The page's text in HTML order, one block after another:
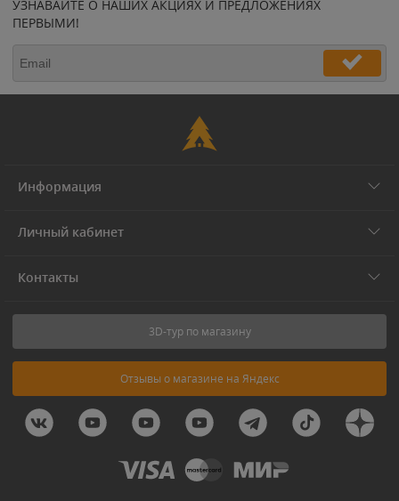
УЗНАВАЙТЕ О НАШИХ АКЦИЯХ И ПРЕДЛОЖЕНИЯХ
ПЕРВЫМИ!
Информация
Личный кабинет
Контакты
3D-тур по магазину
Отзывы о магазине на Яндекс